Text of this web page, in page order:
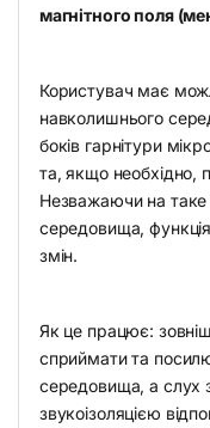
магнітного поля
Користувач має
навколишнього
боків гарнітури
та, якщо необхідно,
Незважаючи на
середовища,
змін.
Як це працює:
сприймати та
середовища, а слух
звукоізоляцією